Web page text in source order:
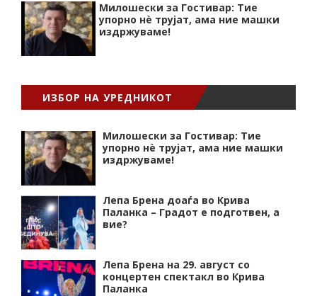
Милошески за Гостивар: Тие
упорно нѐ трујат, ама ние машки
издржуваме!
ИЗБОР НА УРЕДНИКОТ
Милошески за Гостивар: Тие
упорно нѐ трујат, ама ние машки
издржуваме!
Лепа Брена доаѓа во Крива
Паланка – Градот е подготвен, а
вие?
Лепа Брена на 29. август со
концертен спектакл во Крива
Паланка